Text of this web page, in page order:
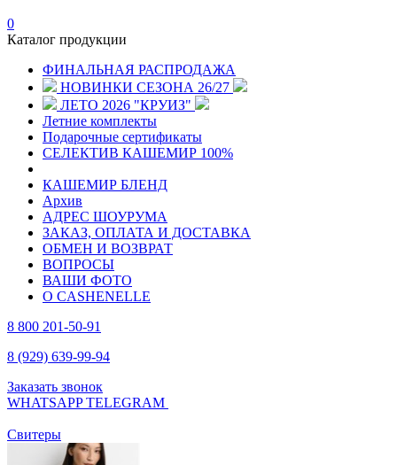
0
Каталог продукции
ФИНАЛЬНАЯ РАСПРОДАЖА
НОВИНКИ СЕЗОНА 26/27
ЛЕТО 2026 "КРУИЗ"
Летние комплекты
Подарочные сертификаты
СЕЛЕКТИВ КАШЕМИР 100%
КАШЕМИР БЛЕНД
Архив
АДРЕС ШОУРУМА
ЗАКАЗ, ОПЛАТА И ДОСТАВКА
ОБМЕН И ВОЗВРАТ
ВОПРОСЫ
ВАШИ ФОТО
О CASHENELLE
8 800 201-50-91
8 (929) 639-99-94
Заказать звонок
WHATSAPPTELEGRAM
Свитеры